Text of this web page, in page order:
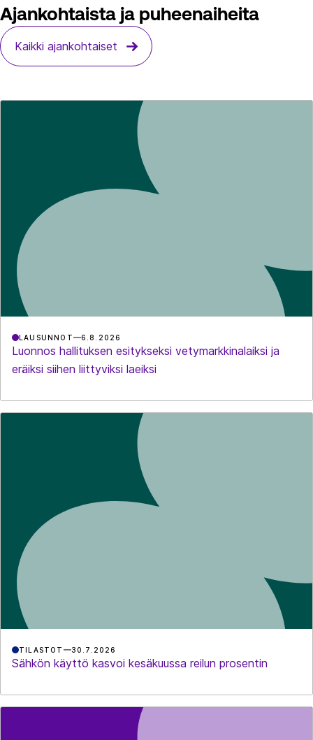
Ajankohtaista ja puheenaiheita
Kaikki ajankohtaiset
LAUSUNNOT 6.8.2026
Luonnos hallituksen esitykseksi vetymarkkinalaiksi ja
eräiksi siihen liittyviksi laeiksi
TILASTOT 30.7.2026
Sähkön käyttö kasvoi kesäkuussa reilun prosentin